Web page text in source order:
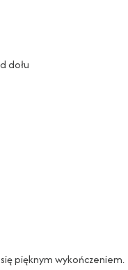
dołu
pięknym wykończeniem.